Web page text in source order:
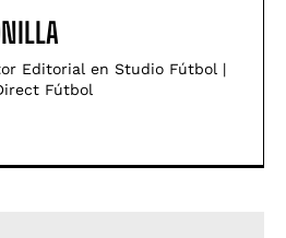
Editorial en Studio Fútbol |
Fútbol